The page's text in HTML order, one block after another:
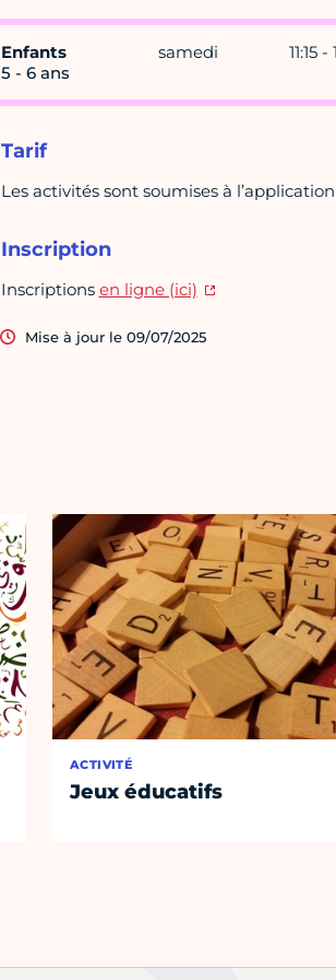
Enfants
5 - 6 ans
samedi 11:15
Tarif
Les activités sont soumises à
Inscription
Inscriptions en ligne (ici)
Mise à jour le 09/07/2025
ACTIVITÉ
Jeux éducatifs